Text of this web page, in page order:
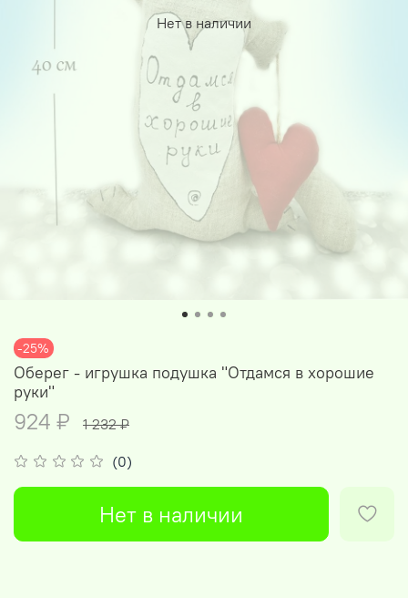
Нет в наличии
-25%
(0)
Оберег - игрушка подушка "Отдамся в хорошие
руки"
924 ₽ 1 232 ₽
Нет в наличии